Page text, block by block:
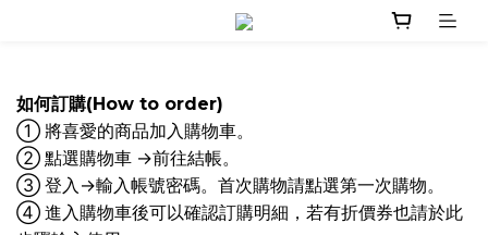
如何訂購(How to order)
① 將喜愛的商品加入購物車。
② 點選購物車 →前往結帳。
③ 登入→輸入帳號密碼。首次購物請點選第一次購物。
④ 進入購物車後可以確認訂購明細，若有折價券也請於此